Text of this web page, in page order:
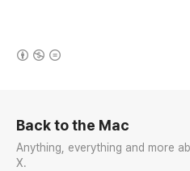
Back to the Mac
Anything, everything and more
X.